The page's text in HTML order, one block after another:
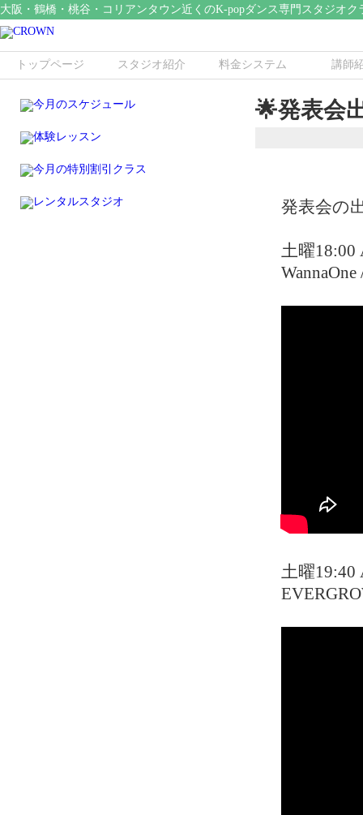
大阪・鶴橋・桃谷・コリアンタウン近くのK-popダンス専門スタジオク
トップページ スタジオ紹介 料金システム 講師
🌟発表会
発表会の
土曜
WannaOne
土曜